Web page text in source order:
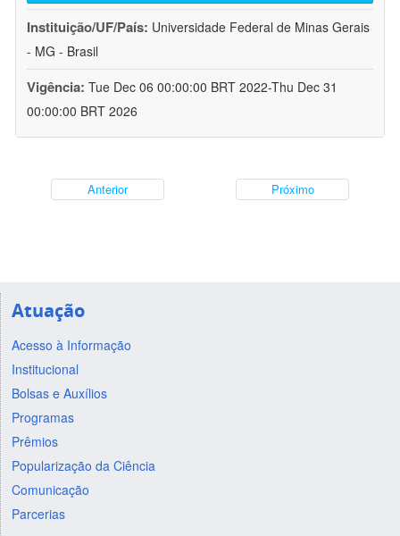
Instituição/UF/País: Universidade Federal de Minas Gerais
- MG - Brasil
Vigência: Tue Dec 06 00:00:00 BRT 2022-Thu Dec 31
00:00:00 BRT 2026
Anterior Próximo
Atuação
Acesso à Informação
Institucional
Bolsas e Auxílios
Programas
Prêmios
Popularização da Ciência
Comunicação
Parcerias